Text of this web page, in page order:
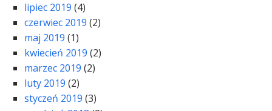
lipiec 2019 (4)
czerwiec 2019 (2)
maj 2019 (1)
kwiecień 2019 (2)
marzec 2019 (2)
luty 2019 (2)
styczeń 2019 (3)